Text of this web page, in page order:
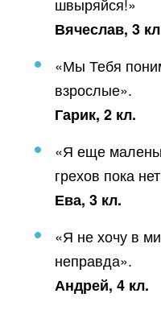
Вячеслав, 3
«Мы Тебя
взрослые».
Гарик, 2 кл.
«Я еще
грехов пока
Ева, 3 кл.
«Я не хочу в
неправда».
Андрей, 4 кл.